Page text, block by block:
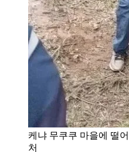
케냐 무쿠쿠 마을에 떨
처